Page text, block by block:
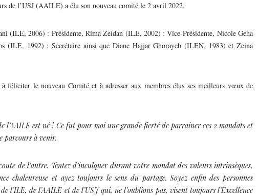
de l’USJ (AAILE) a élu son nouveau comité le 2 avril 2022.
(ILE, 2006) : Présidente, Rima Zeidan (ILE, 2002) : Vice-Présidente, Nicole Geha
(ILE, 1992) : Secrétaire ainsi que Diane Hajjar Ghorayeb (ILEN, 1983) et Zeina
féliciter le nouveau Comité et à adresser aux membres élus ses meilleurs vœux de
l’AAILE est né ! Ce fut pour moi une grande fierté de parrainer ces 2 mandats et
parcours à venir.
de l’autre. Tentez d’inculquer durant votre mandat des valeurs intrinsèques,
chaleureuse et ayez toujours le sens du partage. Soyez enfin des personnes
l’ILE, de l’AAILE et de l’USJ qui, ne l’oublions pas, visent toujours l’Excellence